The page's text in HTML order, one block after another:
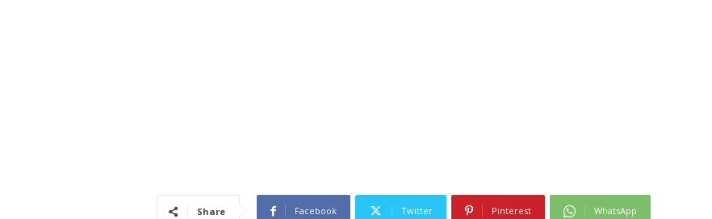
Share Facebook Twitter Pinterest WhatsApp